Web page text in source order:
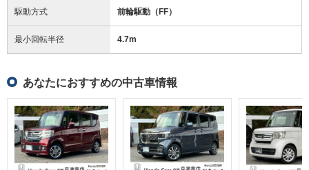
駆動方式 前輪駆動（FF）
最小回転半径 4.7m
あなたにおすすめの中古車情報